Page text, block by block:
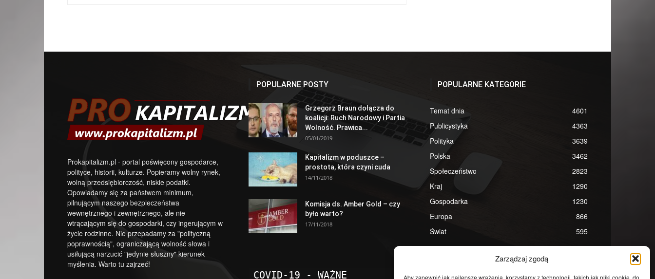
Zarządzaj zgodą
Aby zapewnić jak najlepsze wrażenia, korzystamy z technologii, takich jak pliki cookie, do
Prokapitalizm.pl - portal poświęcony gospodarce,
polityce, historii, kulturze. Popieramy wolny rynek,
wolną przedsiębiorczość, niskie podatki.
Opowiadamy się za państwem minimum,
pilnującym naszego bezpieczeństwa
wewnętrznego i zewnętrznego, ale nie
wtrącającym się do gospodarki, czy ingerującym w
życie rodzinne. Nie przepadamy za "polityczną
poprawnością", ograniczającą wolność słowa i
usiłującą narzucić "jedynie słuszny" kierunek
myślenia. Warto tu zajrzeć!
POPULARNE POSTY
Grzegorz Braun dołącza do
koalicji: Ruch Narodowy i Partia
Wolność. Prawica...
05/01/2019
Kapitalizm w poduszce –
prostota, która czyni cuda
14/11/2018
Komisja ds. Amber Gold – czy
było warto?
17/11/2018
COVID-19 - WAŻNE
POPULARNE KATEGORIE
Temat dnia
4601
Publicystyka
4363
Polityka
3639
Polska
3462
Społeczeństwo
2823
Kraj
1290
Gospodarka
1230
Europa
866
Świat
595